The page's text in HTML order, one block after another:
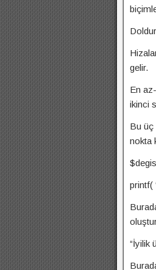
gelir.
En
ikinci
Bu üç
nokta
printf(